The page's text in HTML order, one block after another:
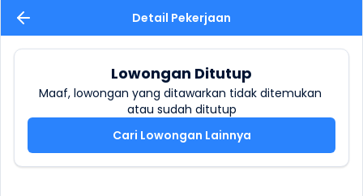
Detail Pekerjaan
Lowongan Ditutup
Maaf, lowongan yang ditawarkan tidak ditemukan
atau sudah ditutup
Cari Lowongan Lainnya